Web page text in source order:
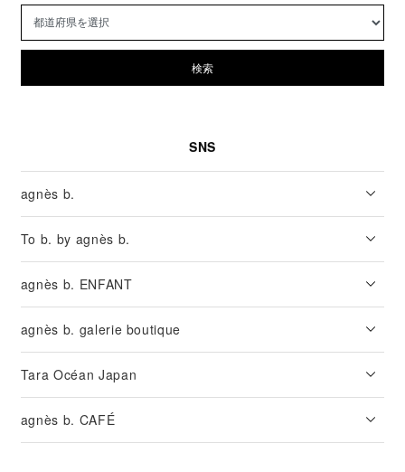
検索
SNS
agnès b.
To b. by agnès b.
agnès b. ENFANT
agnès b. galerie boutique
Tara Océan Japan
agnès b. CAFÉ